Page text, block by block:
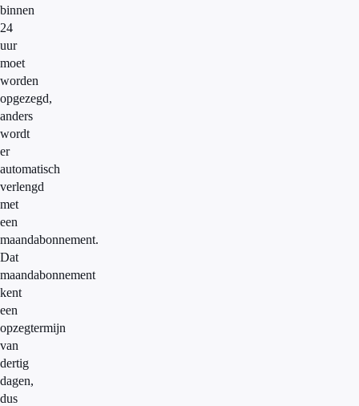
binnen
24
uur
moet
worden
opgezegd,
anders
wordt
er
automatisch
verlengd
met
een
maandabonnement.
Dat
maandabonnement
kent
een
opzegtermijn
van
dertig
dagen,
dus